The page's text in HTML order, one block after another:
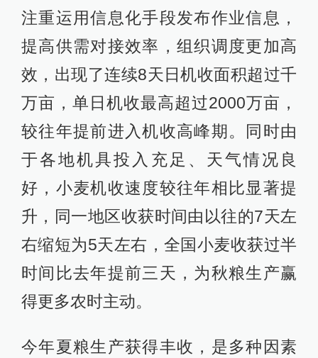
注重运用信息化手段发布作业信息，
提高供需对接效率，组织调度更加高
效，出现了连续8天日机收面积超过千
万亩，单日机收最高超过2000万亩，
较往年提前进入机收高峰期。同时由
于各地机具投入充足、天气情况良
好，小麦机收速度较往年相比显著提
升，同一地区收获时间由以往的7天左
右缩短为5天左右，全国小麦收获过半
时间比去年提前三天，为秋粮生产赢
得更多农时主动。
今年夏粮生产获得丰收，是多种因素